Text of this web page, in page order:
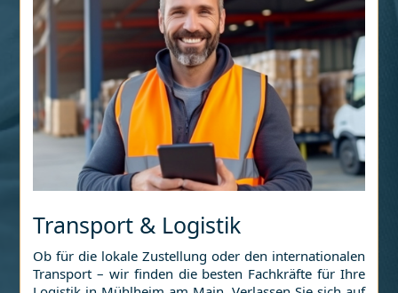
Transport & Logistik
Ob für die lokale Zustellung oder den internationalen
Transport – wir finden die besten Fachkräfte für Ihre